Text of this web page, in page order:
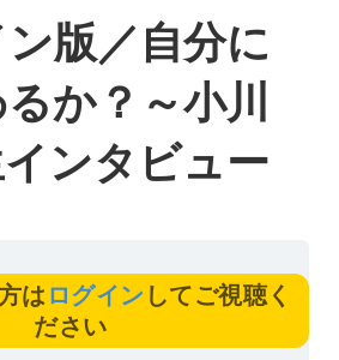
版／自分に
か？～小川
ンタビュー
は ログイン してご視聴く
ださい